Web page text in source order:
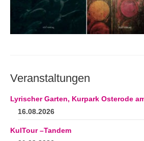
Lyrikschaufenster im
Mitglied werden
Veranstaltungen
Lyrischer Garten, Kurpark Osterode
16.08.2026
KulTour –Tandem